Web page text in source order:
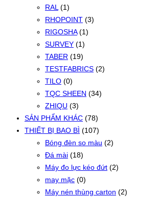
RAL (1)
RHOPOINT (3)
RIGOSHA (1)
SURVEY (1)
TABER (19)
TESTFABRICS (2)
TILO (0)
TQC SHEEN (34)
ZHIQU (3)
SẢN PHẨM KHÁC (78)
THIẾT BỊ BAO BÌ (107)
Bóng đèn so màu (2)
Đá mài (18)
Máy đo lực kéo đứt (2)
may mặc (0)
Máy nén thùng carton (2)